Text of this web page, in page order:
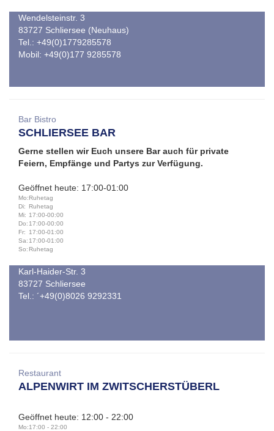
Wendelsteinstr. 3
83727 Schliersee (Neuhaus)
Tel.: +49(0)1779285578
Mobil: +49(0)177 9285578
Bar Bistro
SCHLIERSEE BAR
Gerne stellen wir Euch unsere Bar auch für private
Feiern, Empfänge und Partys zur Verfügung.
Geöffnet heute: 17:00-01:00
Mo:Ruhetag
Di:
Ruhetag
Mi: 17:00-00:00
Do: 17:00-00:00
Fr:
17:00-01:00
Sa: 17:00-01:00
So: Ruhetag
Karl-Haider-Str. 3
83727 Schliersee
Tel.: ´+49(0)8026 9292331
Restaurant
ALPENWIRT IM ZWITSCHERSTÜBERL
Geöffnet heute: 12:00 - 22:00
Mo:17:00 - 22:00